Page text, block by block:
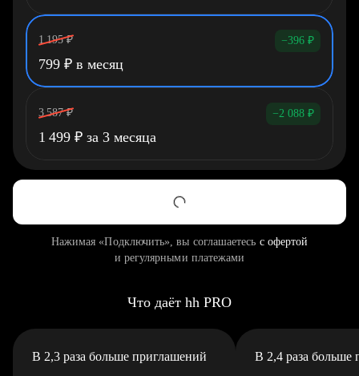
1 195 ₽ −396 ₽
799 ₽ в месяц
3 587 ₽ −2 088 ₽
1 499 ₽ за 3 месяца
Нажимая «Подключить», вы соглашаетесь с офертой
и регулярными платежами
Что даёт hh PRO
В 2,3 раза больше приглашений В 2,4 раза больше